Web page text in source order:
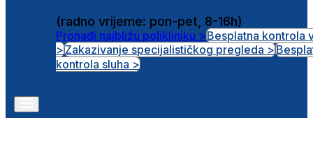
(radno vrijeme: pon-pet, 8-16h)
Pronađi najbližu polikliniku >Besplatna kontrola
>Zakazivanje specijalističkog pregleda >
kontrola sluha >